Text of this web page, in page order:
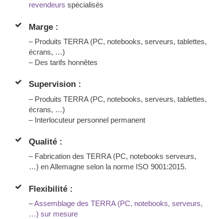
revendeurs spécialisés
Marge :
– Produits TERRA (PC, notebooks, serveurs, tablettes,
écrans, …)
– Des tarifs honnêtes
Supervision :
– Produits TERRA (PC, notebooks, serveurs, tablettes,
écrans, …)
– Interlocuteur personnel permanent
Qualité :
– Fabrication des TERRA (PC, notebooks serveurs,
…) en Allemagne selon la norme ISO 9001:2015.
Flexibilité :
–Assemblage des TERRA (PC, notebooks, serveurs,
…) sur mesure